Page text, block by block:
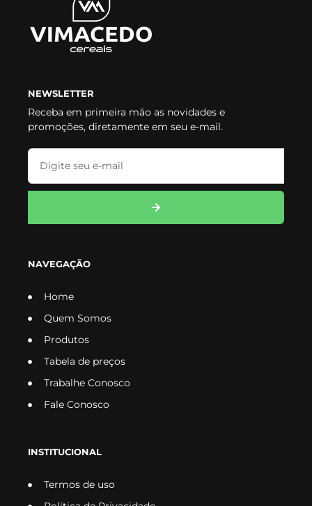
NEWSLETTER
Receba em primeira mão as novidades e
promoções, diretamente em seu e-mail.
NAVEGAÇÃO
Home
Quem Somos
Produtos
Tabela de preços
Trabalhe Conosco
Fale Conosco
INSTITUCIONAL
Termos de uso